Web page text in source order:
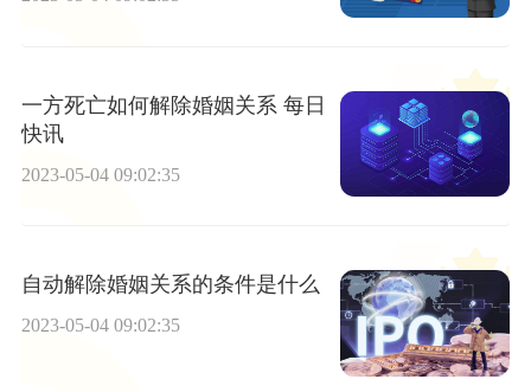
一方死亡如何解除婚姻关系 每日
快讯
2023-05-04 09:02:35
自动解除婚姻关系的条件是什么
2023-05-04 09:02:35